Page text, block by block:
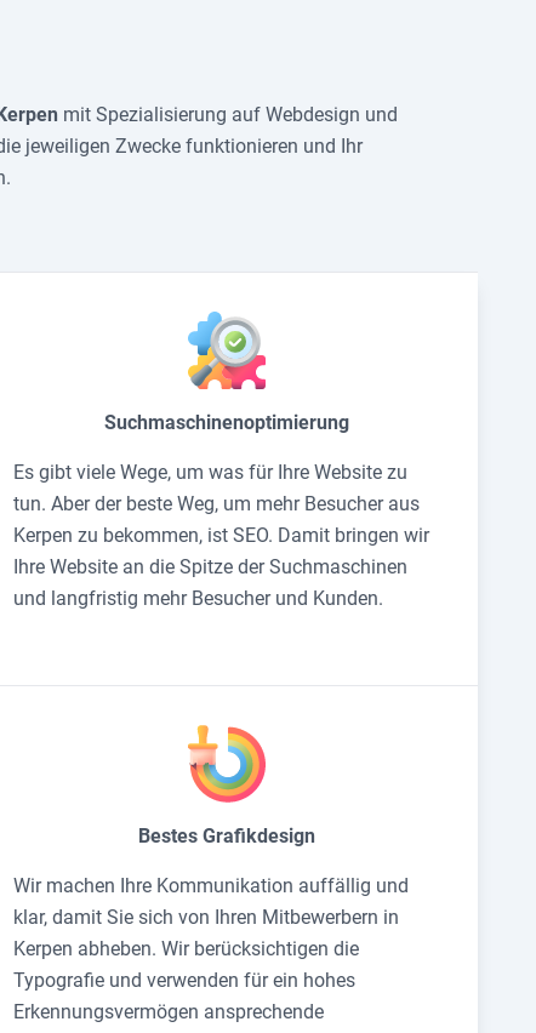
mit Spezialisierung auf Webdesign und
jeweiligen Zwecke funktionieren und Ihr
Suchmaschinenoptimierung
Es gibt viele Wege, um was für Ihre Website zu
tun. Aber der beste Weg, um mehr Besucher aus
Kerpen zu bekommen, ist SEO. Damit bringen wir
Ihre Website an die Spitze der Suchmaschinen
und langfristig mehr Besucher und Kunden.
Bestes Grafikdesign
Wir machen Ihre Kommunikation auffällig und
klar, damit Sie sich von Ihren Mitbewerbern in
Kerpen abheben. Wir berücksichtigen die
Typografie und verwenden für ein hohes
Erkennungsvermögen ansprechende